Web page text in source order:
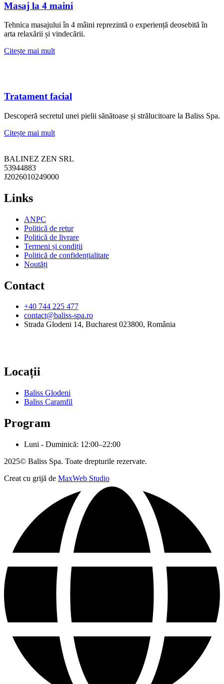
Masaj la 4 maini
Tehnica masajului în 4 mâini reprezintă o experiență deosebită în
arta relaxării și vindecării.
Citește mai mult
Tratament facial
Descoperă secretul unei pielii sănătoase și strălucitoare la Baliss Spa.
Citește mai mult
BALINEZ ZEN SRL
53944883
J2026010249000
Links
ANPC
Politică de retur
Politică de livrare
Termeni și condiții
Politică de confidențialitate
Noutăți
Contact
+40 744 225 477
contact@baliss-spa.ro
Strada Glodeni 14, Bucharest 023800, România
Locații
Baliss Glodeni
Baliss Caramfil
Program
Luni - Duminică: 12:00–22:00
2025© Baliss Spa. Toate drepturile rezervate.
Creat cu grijă de MaxWeb Studio